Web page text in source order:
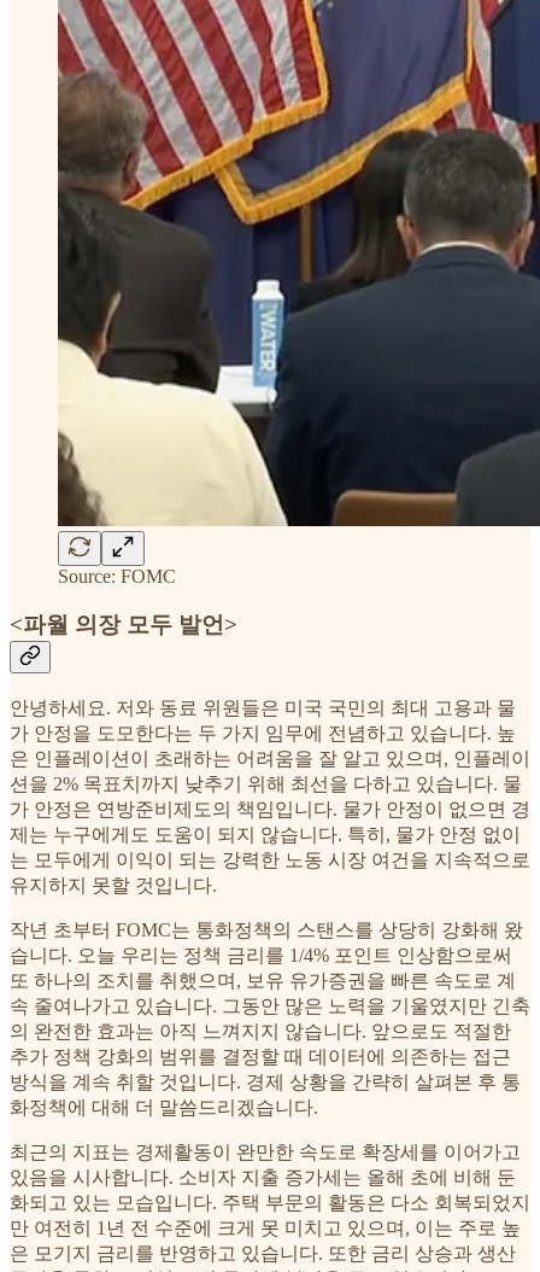
Source: FOMC
<파월 의장 모두 발언>
안녕하세요. 저와 동료 위원들은 미국 국민의 최대 고용과 물
가 안정을 도모한다는 두 가지 임무에 전념하고 있습니다. 높
은 인플레이션이 초래하는 어려움을 잘 알고 있으며, 인플레이
션을 2% 목표치까지 낮추기 위해 최선을 다하고 있습니다. 물
가 안정은 연방준비제도의 책임입니다. 물가 안정이 없으면 경
제는 누구에게도 도움이 되지 않습니다. 특히, 물가 안정 없이
는 모두에게 이익이 되는 강력한 노동 시장 여건을 지속적으로
유지하지 못할 것입니다.
작년 초부터 FOMC는 통화정책의 스탠스를 상당히 강화해 왔
습니다. 오늘 우리는 정책 금리를 1/4% 포인트 인상함으로써
또 하나의 조치를 취했으며, 보유 유가증권을 빠른 속도로 계
속 줄여나가고 있습니다. 그동안 많은 노력을 기울였지만 긴축
의 완전한 효과는 아직 느껴지지 않습니다. 앞으로도 적절한
추가 정책 강화의 범위를 결정할 때 데이터에 의존하는 접근
방식을 계속 취할 것입니다. 경제 상황을 간략히 살펴본 후 통
화정책에 대해 더 말씀드리겠습니다.
최근의 지표는 경제활동이 완만한 속도로 확장세를 이어가고
있음을 시사합니다. 소비자 지출 증가세는 올해 초에 비해 둔
화되고 있는 모습입니다. 주택 부문의 활동은 다소 회복되었지
만 여전히 1년 전 수준에 크게 못 미치고 있으며, 이는 주로 높
은 모기지 금리를 반영하고 있습니다. 또한 금리 상승과 생산